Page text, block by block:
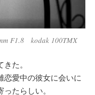
F1.8 kodak 100TMX
た。
恋愛中の彼女に会いに
たらしい。